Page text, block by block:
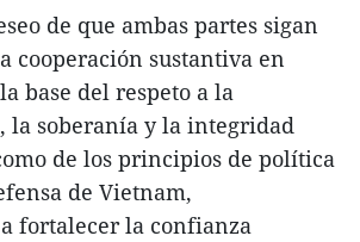
de que ambas partes sigan
cooperación sustantiva en
base del respeto a la
la soberanía y la integridad
de los principios de política
de Vietnam,
fortalecer la confianza